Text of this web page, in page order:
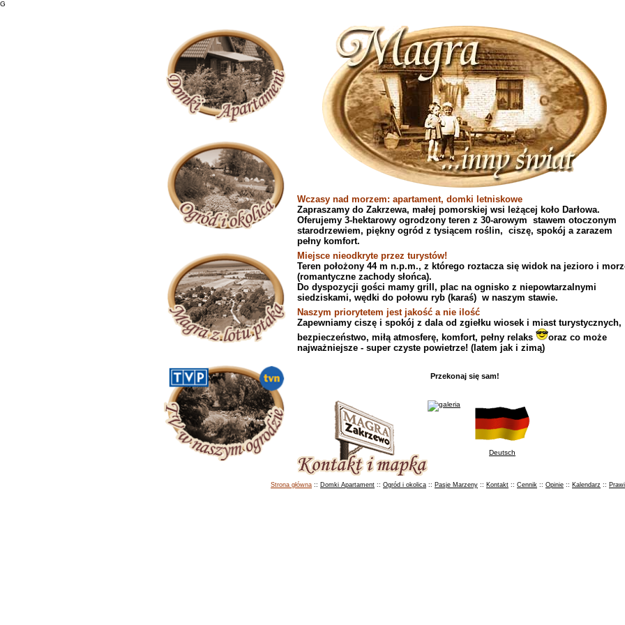
G
Wczasy nad morzem: apartament, domki letniskowe
Zapraszamy do Zakrzewa, małej pomorskiej wsi leżącej koło Darłowa.
Oferujemy 3-hektarowy ogrodzony teren z 30-arowym stawem otoczonym
starodrzewiem, piękny ogród z tysiącem roślin, ciszę, spokój a zarazem
pełny komfort.
Miejsce nieodkryte przez turystów!
Teren położony 44 m n.p.m., z którego roztacza się widok na jezioro i
(romantyczne zachody słońca).
Do dyspozycji gości mamy grill, plac na ognisko z niepowtarzalnymi
siedziskami, wędki do połowu ryb (karaś) w naszym stawie.
Naszym priorytetem jest jakość a nie ilość
Zapewniamy ciszę i spokój z dala od zgiełku wiosek i miast turystycznych,
bezpieczeństwo, miłą atmosferę, komfort, pełny relaks
oraz co może
najważniejsze - super czyste powietrze! (latem jak i zimą)
Przekonaj się sam!
Deutsch
Strona główna :: Domki Apartament :: Ogród i okolica :: Pasje Marzeny :: Kontakt :: Cennik :: Opinie :: Kalendarz ::